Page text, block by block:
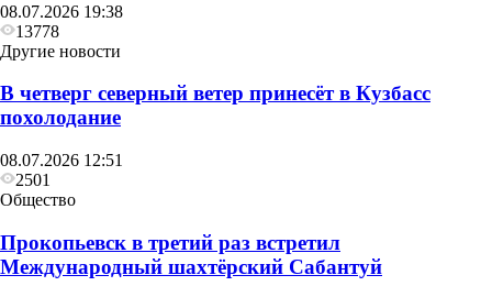
Общество
08.07.2026 19:38
13778
Другие новости
В четверг северный ветер принесёт в Кузбасс
похолодание
08.07.2026 12:51
2501
Общество
Прокопьевск в третий раз встретил
Международный шахтёрский Сабантуй